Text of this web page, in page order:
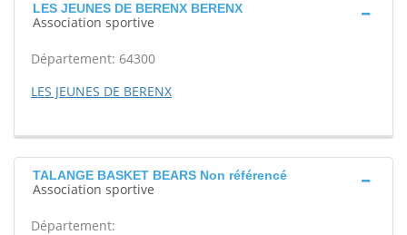
LES JEUNES DE BERENX BERENX
Association sportive
Département: 64300
LES JEUNES DE BERENX
TALANGE BASKET BEARS Non référencé
Association sportive
Département: